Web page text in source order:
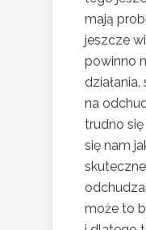
mają
jeszcze
powinno
na
trudno
się nam
może to